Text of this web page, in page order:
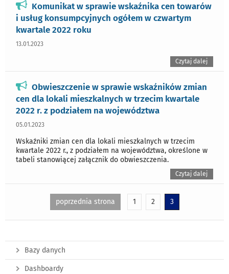
Komunikat w sprawie wskaźnika cen towarów
i usług konsumpcyjnych ogółem w czwartym
kwartale 2022 roku
13.01.2023
Czytaj dalej
Obwieszczenie w sprawie wskaźników zmian
cen dla lokali mieszkalnych w trzecim kwartale
2022 r. z podziałem na województwa
05.01.2023
Wskaźniki zmian cen dla lokali mieszkalnych w trzecim
kwartale 2022 r., z podziałem na województwa, określone w
tabeli stanowiącej załącznik do obwieszczenia.
Czytaj dalej
poprzednia strona 1 2 3
Bazy danych
Dashboardy